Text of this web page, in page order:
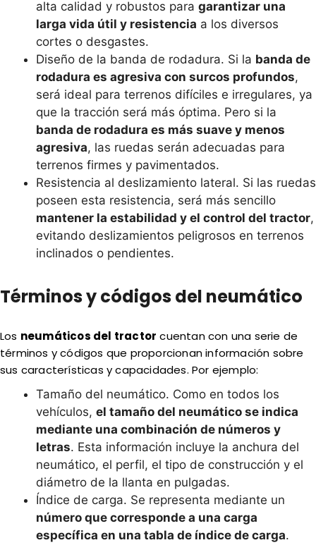
alta calidad y robustos para garantizar una
larga vida útil y resistencia a los diversos
cortes o desgastes.
Diseño de la banda de rodadura. Si la banda de
rodadura es agresiva con surcos profundos,
será ideal para terrenos difíciles e irregulares, ya
que la tracción será más óptima. Pero si la
banda de rodadura es más suave y menos
agresiva, las ruedas serán adecuadas para
terrenos firmes y pavimentados.
Resistencia al deslizamiento lateral. Si las ruedas
poseen esta resistencia, será más sencillo
mantener la estabilidad y el control del tractor,
evitando deslizamientos peligrosos en terrenos
inclinados o pendientes.
Términos y códigos del neumático
Los neumáticos del tractor cuentan con una serie de
términos y códigos que proporcionan información sobre
sus características y capacidades. Por ejemplo:
Tamaño del neumático. Como en todos los
vehículos, el tamaño del neumático se indica
mediante una combinación de números y
letras. Esta información incluye la anchura del
neumático, el perfil, el tipo de construcción y el
diámetro de la llanta en pulgadas.
Índice de carga. Se representa mediante un
número que corresponde a una carga
específica en una tabla de índice de carga.